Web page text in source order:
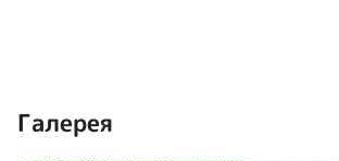
Галерея